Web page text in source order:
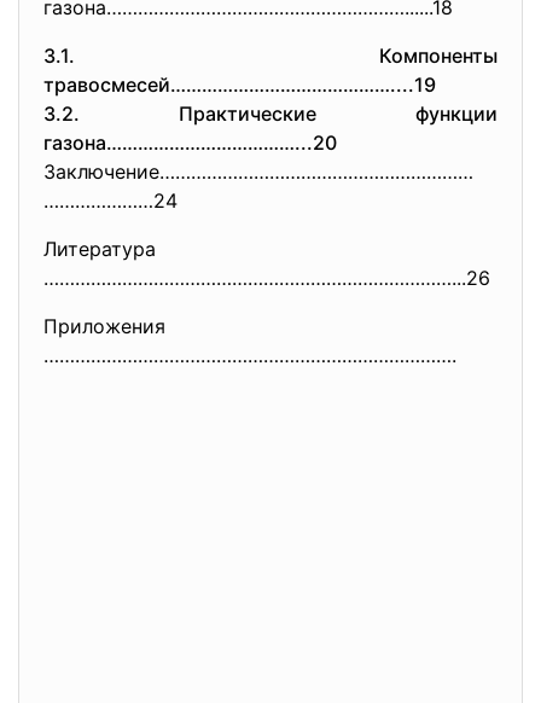
газона…………………………………………………......18
3.1. Компоненты
травосмесей……………………………………....19
3.2. Практические функции
газона………………………………...20
Заключение……………………………………………………
…………………24
Литература
……………………………………………………………………...26
Приложения
…………………………………………………………………….